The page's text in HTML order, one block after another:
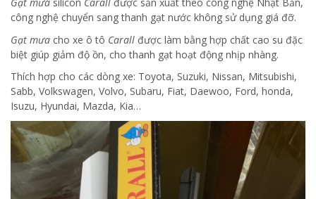
công nghệ chuyển sang thanh gạt nước không sử dụng giá đỡ.
Gạt mưa cho xe ô tô Carall được làm bằng hợp chất cao su đặc
biệt giúp giảm độ ồn, cho thanh gạt hoạt động nhịp nhàng.
Thích hợp cho các dòng xe: Toyota, Suzuki, Nissan, Mitsubishi,
Sabb, Volkswagen, Volvo, Subaru, Fiat, Daewoo, Ford, honda,
Isuzu, Hyundai, Mazda, Kia…